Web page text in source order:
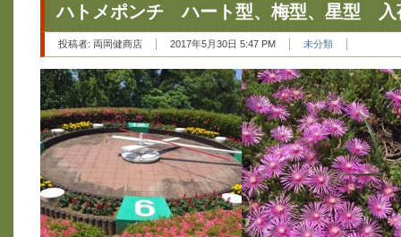
ハトメポンチ ハート型、梅型、星型 入
投稿者: 両岡健商店 2017年5月30日 5:47 PM 未分類